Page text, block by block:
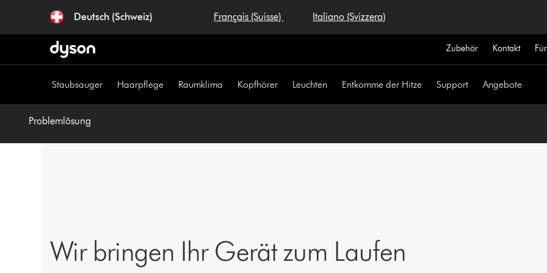
überspringen
Deutsch (Schweiz) Français (Suisse) Italiano (Svizzera)
Zubehör Kontakt
Staubsauger Haarpflege Raumklima Kopfhörer Leuchten Entkomme der Hitze Support Angebote
Problemlösung
Wir bringen Ihr Gerät zum Laufen